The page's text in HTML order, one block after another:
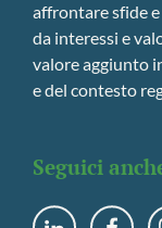
affrontare sfide
da interessi e
valore aggiunto
e del contesto
Seguici